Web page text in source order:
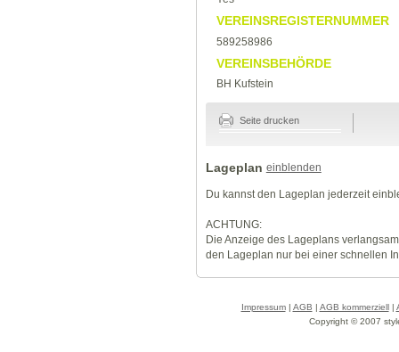
VEREINSREGISTERNUMMER
589258986
VEREINSBEHÖRDE
BH Kufstein
Seite drucken
Lageplan einblenden
Du kannst den Lageplan jederzeit
ACHTUNG:
Die Anzeige des Lageplans
den Lageplan nur bei einer schnellen
Impressum| AGB | AGB kommerziell|
Copyright © 2007